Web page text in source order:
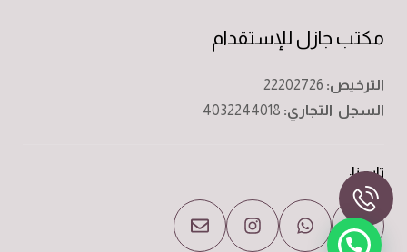
مكتب جازل للإستقدام
الترخيص: 22202726
السجل التجاري: 4032244018
تابعنا: